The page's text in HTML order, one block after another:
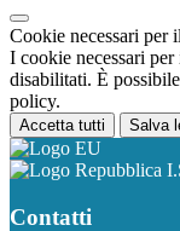
Cookie necessari per
I cookie necessari
disabilitati. È
policy.
Accetta tutti Salva
Contatti